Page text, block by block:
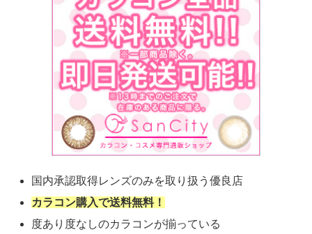
国内承認取得レンズのみを取り扱う優良店
カラコン購入で送料無料！
度あり度なしのカラコンが揃っている